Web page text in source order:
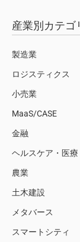
産業別カテゴ
製造業
ロジスティクス
小売業
MaaS/CASE
金融
ヘルスケア・医療
農業
土木建設
メタバース
スマートシティ